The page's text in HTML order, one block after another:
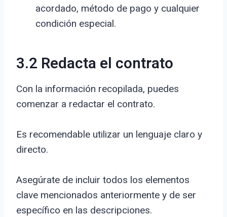
acordado, método de pago y cualquier
condición especial.
3.2 Redacta el contrato
Con la información recopilada, puedes
comenzar a redactar el contrato.
Es recomendable utilizar un lenguaje claro y
directo.
Asegúrate de incluir todos los elementos
clave mencionados anteriormente y de ser
específico en las descripciones.